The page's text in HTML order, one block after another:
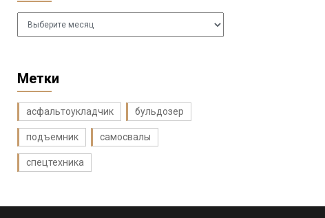
Архивы
Метки
асфальтоукладчик бульдозер
подъемник самосвалы
спецтехника